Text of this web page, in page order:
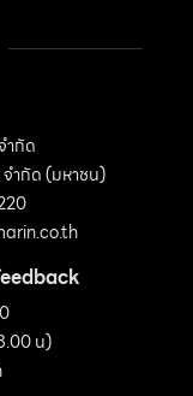
ำกัด
จำกัด (มหาชน)
น)